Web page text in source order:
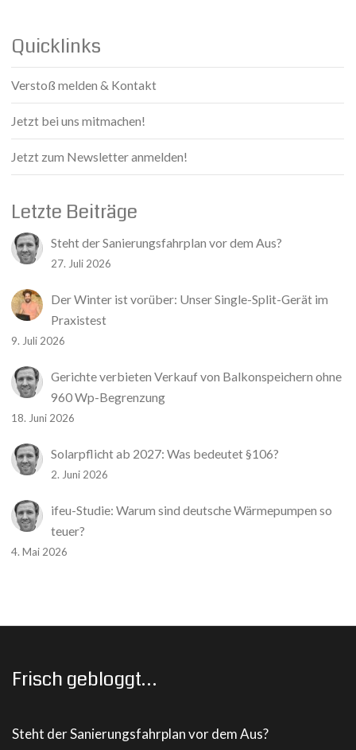
Quicklinks
Verstoß melden & Kontakt
Jetzt bei uns mitmachen!
Jetzt zum Newsletter anmelden!
Letzte Beiträge
Steht der Sanierungsfahrplan vor dem Aus?
27. Juli 2026
Der Winter ist vorüber: Unser Single-Split-Gerät im
Praxistest
9. Juli 2026
Gerichte verbieten Verkauf von Balkonspeichern ohne
960 Wp-Begrenzung
18. Juni 2026
Solarpflicht ab 2027: Was bedeutet §106?
2. Juni 2026
ifeu-Studie: Warum sind deutsche Wärmepumpen so
teuer?
4. Mai 2026
Frisch gebloggt…
Steht der Sanierungsfahrplan vor dem Aus?